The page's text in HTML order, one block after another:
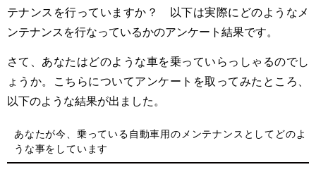
テナンスを行っていますか？ 以下は実際にどのようなメ
ンテナンスを行なっているかのアンケート結果です。
さて、あなたはどのような車を乗っていらっしゃるのでし
ょうか。こちらについてアンケートを取ってみたところ、
以下のような結果が出ました。
あなたが今、乗っている自動車用のメンテナンスとしてどのよ
うな事をしています